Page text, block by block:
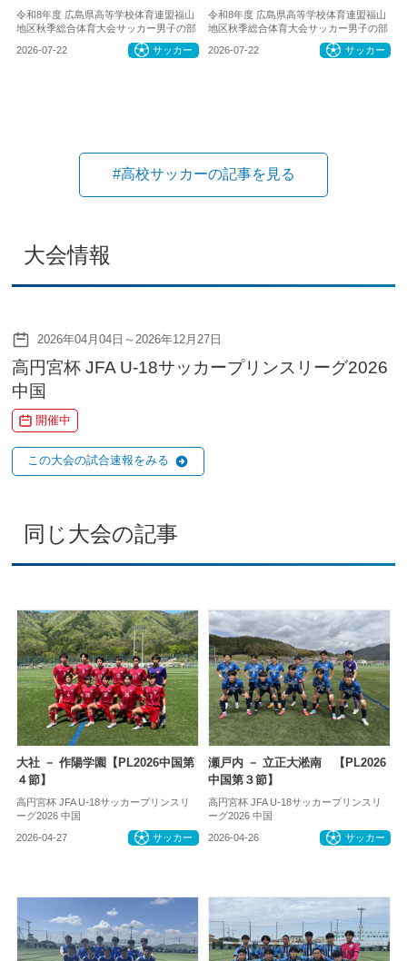
令和8年度 広島県高等学校体育連盟福山
地区秋季総合体育大会サッカー男子の部
2026-07-22 サッカー
令和8年度 広島県高等学校体育連盟福山
地区秋季総合体育大会サッカー男子の部
2026-07-22 サッカー
#高校サッカーの記事を見る
大会情報
2026年04月04日～2026年12月27日
高円宮杯 JFA U-18サッカープリンスリーグ2026
中国
開催中
この大会の試合速報をみる
同じ大会の記事
大社 － 作陽学園【PL2026中国第
４節】
高円宮杯 JFA U-18サッカープリンスリ
ーグ2026 中国
2026-04-27 サッカー
瀬戸内 － 立正大淞南 【PL2026
中国第３節】
高円宮杯 JFA U-18サッカープリンスリ
ーグ2026 中国
2026-04-26 サッカー